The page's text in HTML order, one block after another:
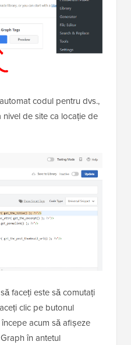
codul pentru dvs.,
de site ca locație de
faceți este să comutați
clic pe butonul
începe acum să afișeze
în antetul